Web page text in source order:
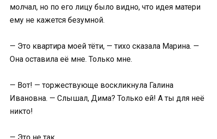
молчал, но по его лицу было видно, что идея матери
ему не кажется безумной.
— Это квартира моей тёти, — тихо сказала Марина. —
Она оставила её мне. Только мне.
— Вот! — торжествующе воскликнула Галина
Ивановна. — Слышал, Дима? Только ей! А ты для неё
никто!